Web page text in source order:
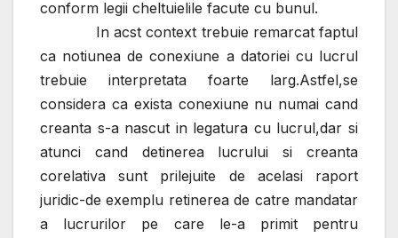
conform legii cheltuielile facute cu bunul.
In acst context trebuie remarcat faptul
ca notiunea de conexiune a datoriei cu lucrul
trebuie interpretata foarte larg.Astfel,se
considera ca exista conexiune nu numai cand
creanta s-a nascut in legatura cu lucrul,dar si
atunci cand detinerea lucrului si creanta
corelativa sunt prilejuite de acelasi raport
juridic-de exemplu retinerea de catre mandatar
a lucrurilor pe care le-a primit pentru